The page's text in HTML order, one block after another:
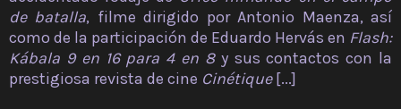
de batalla, filme dirigido por Antonio Maenza, así
como de la participación de Eduardo Hervás en Flash:
Kábala 9 en 16 para 4 en 8y sus contactos con la
prestigiosa revista de cine Cinétique[...]